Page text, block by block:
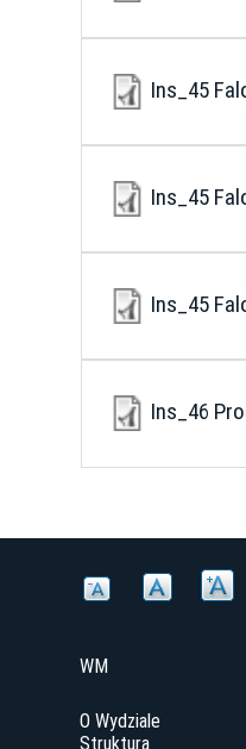
Ins_45
Ins_45
Ins_45
Ins_46
WM
O Wydziale
Struktura